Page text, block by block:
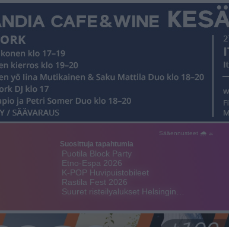
Sääennusteet 🌧 ☼
Suosittuja tapahtumia
Puotila Block Party
Etno-Espa 2026
K-POP Huvipuistobileet
Rastila Fest 2026
Suuret risteilyalukset Helsingin…